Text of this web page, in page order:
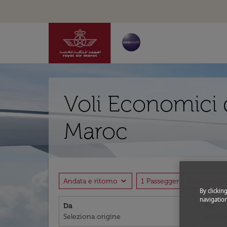
Voli Economici
Maroc
Andata e ritorno expand_more 1 Passeggero, Economia
Da Per
By